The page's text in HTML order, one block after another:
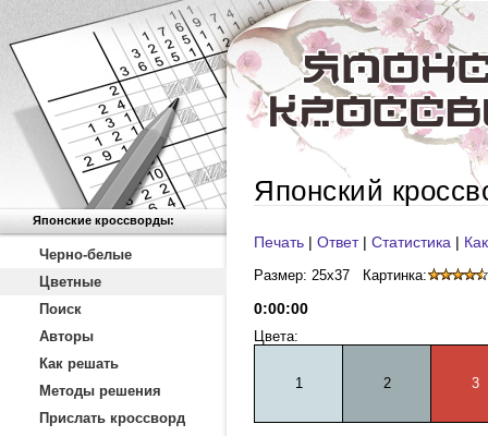
Японские кроссворды:
Черно-белые
Цветные
Поиск
Авторы
Как решать
Методы решения
Прислать кроссворд
Японский
Печать | Ответ| Статистика |
Размер: 25x37 Картинка:
0:00:00
Цвета:
1 2 3